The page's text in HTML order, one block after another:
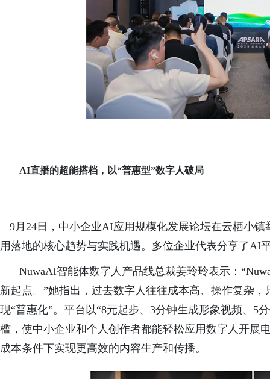
AI直播的超能搭档，以“普惠型”数字人破局
9月24日，中小企业AI应用规模化发展论坛在云栖小
用落地的核心趋势与实践机遇。多位企业代表分享了AI
NuwaAI智能体数字人产品线总裁姜玲玲表示：
新起点。”她指出，过去数字人往往成本高、操作复杂
现“普惠化”。平台以“8元起步、3分钟生成形象视频、5
槛，使中小企业和个人创作者都能轻松应用数字人开展
成本条件下实现更高效的内容生产和传播。